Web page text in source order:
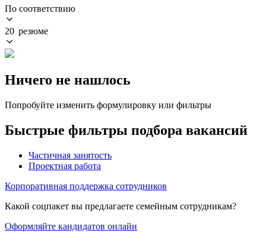
По соответствию
20 резюме
Ничего не нашлось
Попробуйте изменить формулировку или фильтры
Быстрые фильтры подбора вакансий
Частичная занятость
Проектная работа
Корпоративная поддержка сотрудников
Какой соцпакет вы предлагаете семейным сотрудникам?
Оформляйте кандидатов онлайн